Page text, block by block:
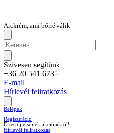
Arckrém, ami bőrré válik
Szívesen segítünk
+36 20 541 6735
E-mail
Hírlevél feliratkozás
Belépek
Regisztráció
Értesülj elsőnek akcióinkról!
Hírlevél feliratkozás